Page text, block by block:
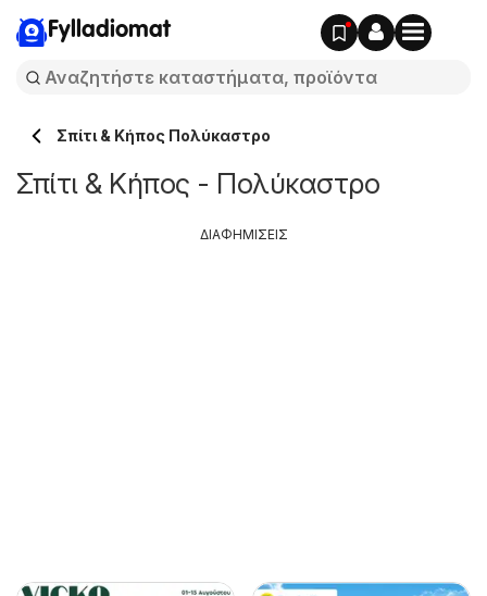
Fylladiomat
Σπίτι & Κήπος Πολύκαστρο
Σπίτι & Κήπος - Πολύκαστρο
ΔΙΑΦΗΜΙΣΕΙΣ